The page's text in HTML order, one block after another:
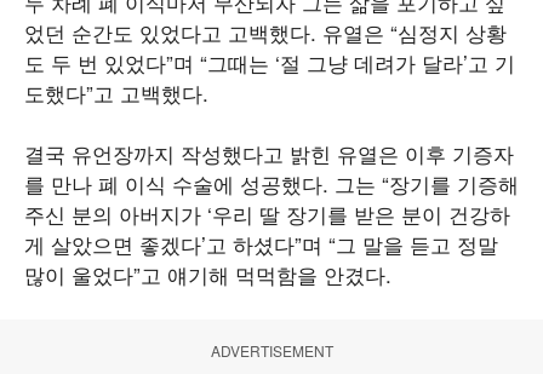
었던 순간도 있었다고 고백했다. 유열은 “심정지 상황
도 두 번 있었다”며 “그때는 ‘절 그냥 데려가 달라’고 기
도했다”고 고백했다.
결국 유언장까지 작성했다고 밝힌 유열은 이후 기증자
를 만나 폐 이식 수술에 성공했다. 그는 “장기를 기증해
주신 분의 아버지가 ‘우리 딸 장기를 받은 분이 건강하
게 살았으면 좋겠다’고 하셨다”며 “그 말을 듣고 정말
많이 울었다”고 얘기해 먹먹함을 안겼다.
ADVERTISEMENT